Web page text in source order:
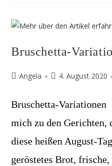
Nachhaltige
Bruschetta-
Beitrags-
Angela
Beitrag
4. August 2020
Bruschetta-
mich zu den Gerichten,
diese heißen August-
geröstetes Brot,